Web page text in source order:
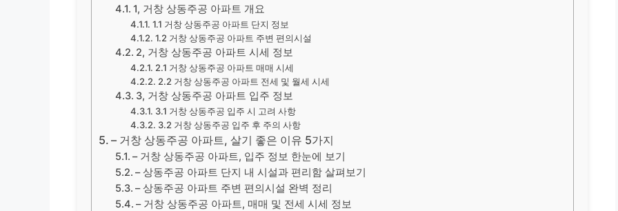
1, 거창 상동주공 아파트 개요
1.1 거창 상동주공 아파트 단지 정보
1.2 거창 상동주공 아파트 주변 편의시설
2, 거창 상동주공 아파트 시세 정보
2.1 거창 상동주공 아파트 매매 시세
2.2 거창 상동주공 아파트 전세 및 월세 시세
3, 거창 상동주공 아파트 입주 정보
3.1 거창 상동주공 입주 시 고려 사항
3.2 거창 상동주공 입주 후 주의 사항
– 거창 상동주공 아파트, 살기 좋은 이유 5가지
– 거창 상동주공 아파트, 입주 정보 한눈에 보기
– 상동주공 아파트 단지 내 시설과 편리함 살펴보기
– 상동주공 아파트 주변 편의시설 완벽 정리
– 거창 상동주공 아파트, 매매 및 전세 시세 정보